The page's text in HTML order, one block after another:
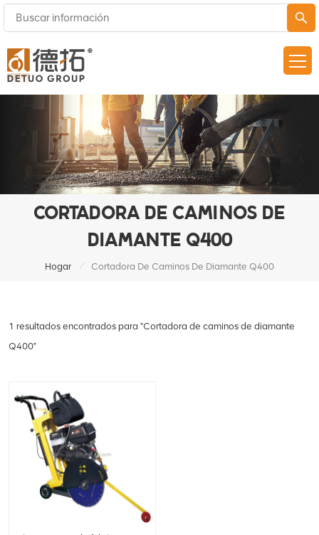
CORTADORA DE CAMINOS DE
DIAMANTE Q400
Hogar / Cortadora De Caminos De Diamante Q400
1 resultados encontrados para "Cortadora de caminos de diamante
Q400"